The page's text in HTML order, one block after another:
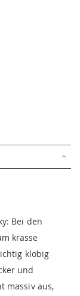
Bei den
krasse
klobig
und
massiv aus,